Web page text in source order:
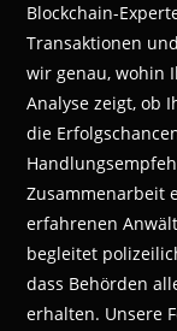
Blockchain-
Transaktionen
wir genau, wohin
Analyse zeigt, ob
die
Zusammenarbeit
erfahrenen
begleitet
dass Behörden
erhalten. Unsere